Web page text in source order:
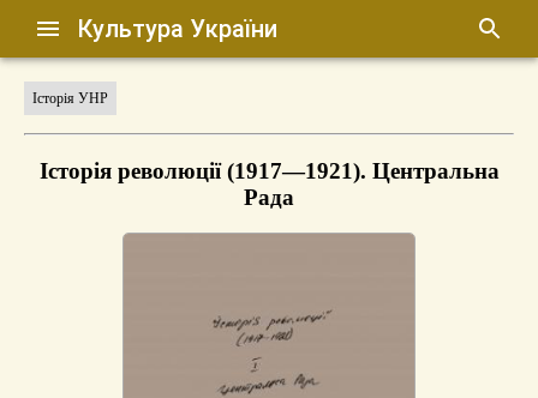
Культура України
Історія УНР
Історія революції (1917—1921). Центральна
Рада